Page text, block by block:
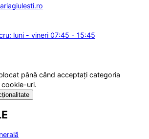
luni - vineri 07:45 - 15:45
până când acceptați categoria
uri.